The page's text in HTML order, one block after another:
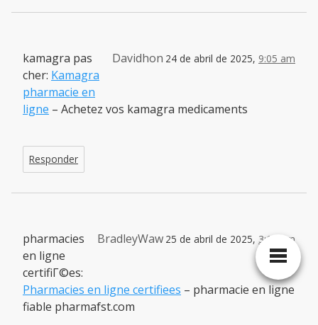
Davidhon 24 de abril de 2025, 9:05 am
kamagra pas
cher: Kamagra
pharmacie en
ligne – Achetez vos kamagra medicaments
Responder
BradleyWaw 25 de abril de 2025, 3:17 pm
pharmacies
en ligne
certifiГ©es:
Pharmacies en ligne certifiees – pharmacie en ligne
fiable pharmafst.com